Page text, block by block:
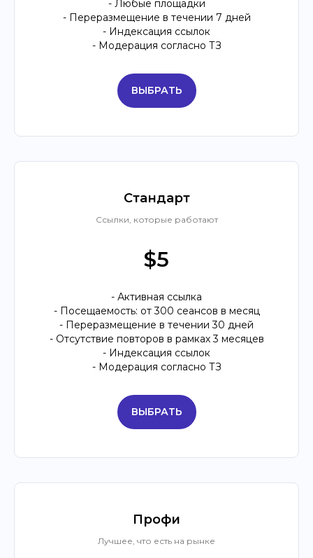
- Любые площадки
- Переразмещение в течении 7 дней
- Индексация ссылок
- Модерация согласно ТЗ
ВЫБРАТЬ
Стандарт
Ссылки, которые работают
$5
- Активная ссылка
- Посещаемость: от 300 сеансов в месяц
- Переразмещение в течении 30 дней
- Отсутствие повторов в рамках 3 месяцев
- Индексация ссылок
- Модерация согласно ТЗ
ВЫБРАТЬ
Профи
Лучшее, что есть на рынке